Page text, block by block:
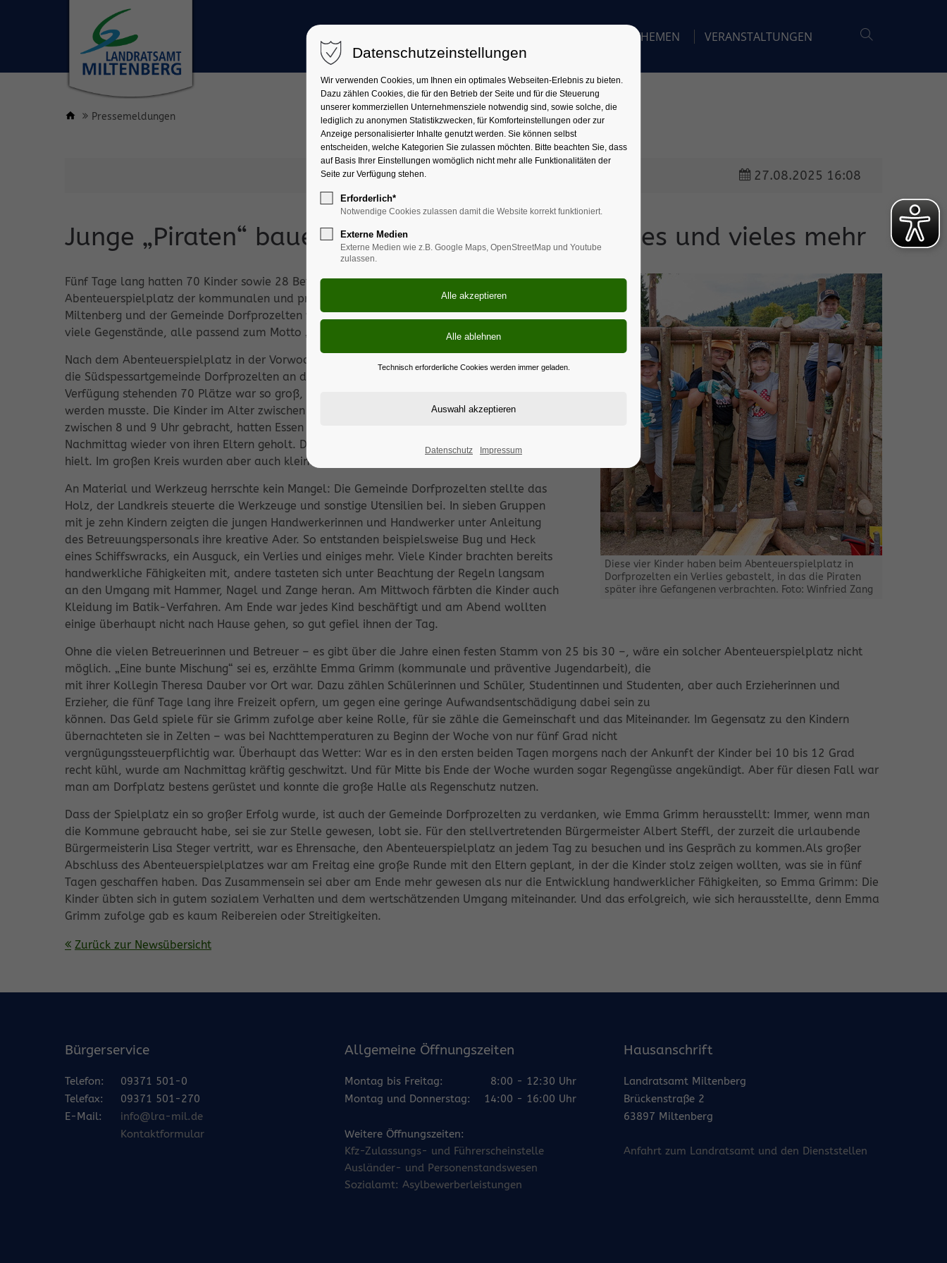
THEMEN VERANSTALTUNGEN
Pressemeldungen
27.08.2025 16:08
Junge „Piraten“ bauen aus Holz Schiffe, ein Verlies und vieles mehr
Diese vier Kinder haben beim Abenteuerspielplatz in
Dorfprozelten ein Verlies gebastelt, in das die Piraten
später ihre Gefangenen verbrachten. Foto: Winfried Zang
Fünf Tage lang hatten 70 Kinder sowie 28 Betreuerinnen und Betreuer beim
Abenteuerspielplatz der kommunalen und präventiven Jugendarbeit des Landkreises
Miltenberg und der Gemeinde Dorfprozelten viel Spaß. Am Dorfplatz bauten sie mit Holz
viele Gegenstände, alle passend zum Motto „Piraten“.
Nach dem Abenteuerspielplatz in der Vorwoche in Hausen (Thema „Märchen“) war diesmal
die Südspessartgemeinde Dorfprozelten an der Reihe und der Andrang auf die zur
Verfügung stehenden 70 Plätze war so groß, dass die Warteliste vorzeitig geschlossen
werden musste. Die Kinder im Alter zwischen sechs und zwölf Jahren wurden morgens
zwischen 8 und 9 Uhr gebracht, hatten Essen und Trinken dabei und wurden am späten
Nachmittag wieder von ihren Eltern geholt. Dazwischen wurde gewerkelt, was das Zeug
hielt. Im großen Kreis wurden aber auch kleine Theaterszenen gespielt.
An Material und Werkzeug herrschte kein Mangel: Die Gemeinde Dorfprozelten stellte das
Holz, der Landkreis steuerte die Werkzeuge und sonstige Utensilien bei. In sieben Gruppen
mit je zehn Kindern zeigten die jungen Handwerkerinnen und Handwerker unter Anleitung
des Betreuungspersonals ihre kreative Ader. So entstanden beispielsweise Bug und Heck
eines Schiffswracks, ein Ausguck, ein Verlies und einiges mehr. Viele Kinder brachten bereits
handwerkliche Fähigkeiten mit, andere tasteten sich unter Beachtung der Regeln langsam
an den Umgang mit Hammer, Nagel und Zange heran. Am Mittwoch färbten die Kinder auch
Kleidung im Batik-Verfahren. Am Ende war jedes Kind beschäftigt und am Abend wollten
einige überhaupt nicht nach Hause gehen, so gut gefiel ihnen der Tag.
Ohne die vielen Betreuerinnen und Betreuer – es gibt über die Jahre einen festen Stamm von 25 bis 30 –, wäre ein solcher Abenteuerspielplatz nicht
möglich. „Eine bunte Mischung“ sei es, erzählte Emma Grimm (kommunale und präventive Jugendarbeit), die
mit ihrer Kollegin Theresa Dauber vor Ort war. Dazu zählen Schülerinnen und Schüler, Studentinnen und Studenten, aber auch Erzieherinnen und
Erzieher, die fünf Tage lang ihre Freizeit opfern, um gegen eine geringe Aufwandsentschädigung dabei sein zu
können. Das Geld spiele für sie Grimm zufolge aber keine Rolle, für sie zähle die Gemeinschaft und das Miteinander. Im Gegensatz zu den Kindern
übernachteten sie in Zelten – was bei Nachttemperaturen zu Beginn der Woche von nur fünf Grad nicht
vergnügungssteuerpflichtig war. Überhaupt das Wetter: War es in den ersten beiden Tagen morgens nach der Ankunft der Kinder bei 10 bis 12 Grad
recht kühl, wurde am Nachmittag kräftig geschwitzt. Und für Mitte bis Ende der Woche wurden sogar Regengüsse angekündigt. Aber für diesen Fall war
man am Dorfplatz bestens gerüstet und konnte die große Halle als Regenschutz nutzen.
Dass der Spielplatz ein so großer Erfolg wurde, ist auch der Gemeinde Dorfprozelten zu verdanken, wie Emma Grimm herausstellt: Immer, wenn man
die Kommune gebraucht habe, sei sie zur Stelle gewesen, lobt sie. Für den stellvertretenden Bürgermeister Albert Steffl, der zurzeit die urlaubende
Bürgermeisterin Lisa Steger vertritt, war es Ehrensache, den Abenteuerspielplatz an jedem Tag zu besuchen und ins Gespräch zu kommen.Als großer
Abschluss des Abenteuerspielplatzes war am Freitag eine große Runde mit den Eltern geplant, in der die Kinder stolz zeigen wollten, was sie in fünf
Tagen geschaffen haben. Das Zusammensein sei aber am Ende mehr gewesen als nur die Entwicklung handwerklicher Fähigkeiten, so Emma Grimm: Die
Kinder übten sich in gutem sozialem Verhalten und dem wertschätzenden Umgang miteinander. Und das erfolgreich, wie sich herausstellte, denn Emma
Grimm zufolge gab es kaum Reibereien oder Streitigkeiten.
Zurück zur Newsübersicht
Bürgerservice
Telefon:
09371 501-0
Telefax:
09371 501-270
E-Mail:
info@lra-mil.de
Kontaktformular
Allgemeine Öffnungszeiten
Montag bis Freitag:
8:00 - 12:30 Uhr
Montag und Donnerstag:
14:00 - 16:00 Uhr
Weitere Öffnungszeiten:
Kfz-Zulassungs- und Führerscheinstelle
Ausländer- und Personenstandswesen
Sozialamt: Asylbewerberleistungen
Hausanschrift
Landratsamt Miltenberg
Brückenstraße 2
63897 Miltenberg
Anfahrt zum Landratsamt und den Dienststellen
Datenschutzeinstellungen
Wir verwenden Cookies, um Ihnen ein optimales Webseiten-Erlebnis zu bieten.
Dazu zählen Cookies, die für den Betrieb der Seite und für die Steuerung
unserer kommerziellen Unternehmensziele notwendig sind, sowie solche, die
lediglich zu anonymen Statistikzwecken, für Komforteinstellungen oder zur
Anzeige personalisierter Inhalte genutzt werden. Sie können selbst
entscheiden, welche Kategorien Sie zulassen möchten. Bitte beachten Sie, dass
auf Basis Ihrer Einstellungen womöglich nicht mehr alle Funktionalitäten der
Seite zur Verfügung stehen.
Erforderlich*
Notwendige Cookies zulassen damit die Website korrekt funktioniert.
Externe Medien
Externe Medien wie z.B. Google Maps, OpenStreetMap und Youtube
zulassen.
Technisch erforderliche Cookies werden immer geladen.
Datenschutz Impressum